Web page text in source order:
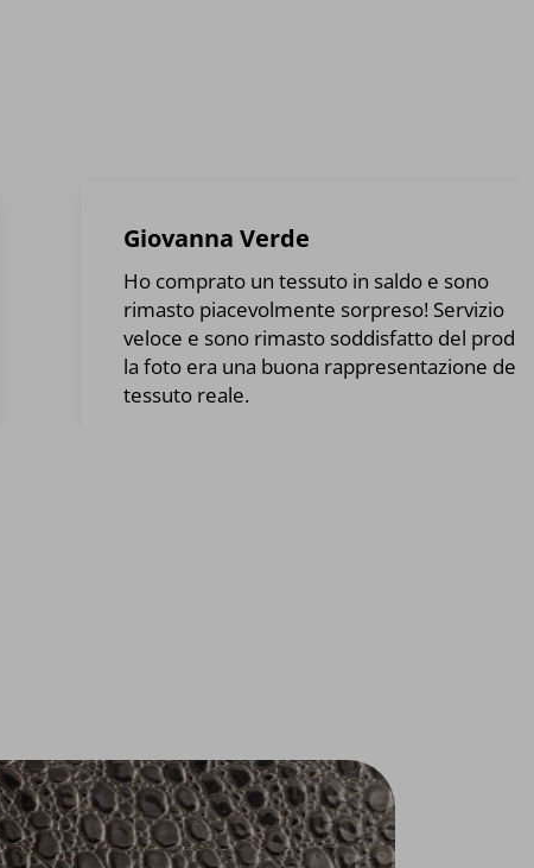
Giovanna Verde
Ho comprato un tessuto in saldo e sono
rimasto piacevolmente sorpreso! Servizio
veloce e sono rimasto soddisfatto del
la foto era una buona rappresentazione del
tessuto reale.